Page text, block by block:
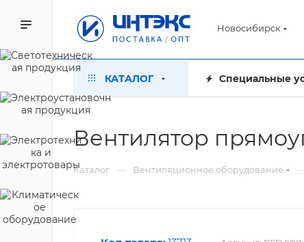
Новосибирск
КАТАЛОГ Специальные
Вентилятор
Каталог — Вентиляционное оборудование